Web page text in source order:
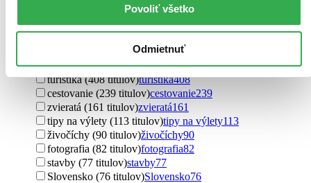
Povoliť všetko
Odmietnuť
holandčina (1 titul)holandčina1
Ďalšie možnosti
príroda (1187 titulov)príroda1187
turistika (408 titulov)turistika408
cestovanie (239 titulov)cestovanie239
zvieratá (161 titulov)zvieratá161
tipy na výlety (113 titulov)tipy na výlety113
živočíchy (90 titulov)živočíchy90
fotografia (82 titulov)fotografia82
stavby (77 titulov)stavby77
Slovensko (76 titulov)Slovensko76